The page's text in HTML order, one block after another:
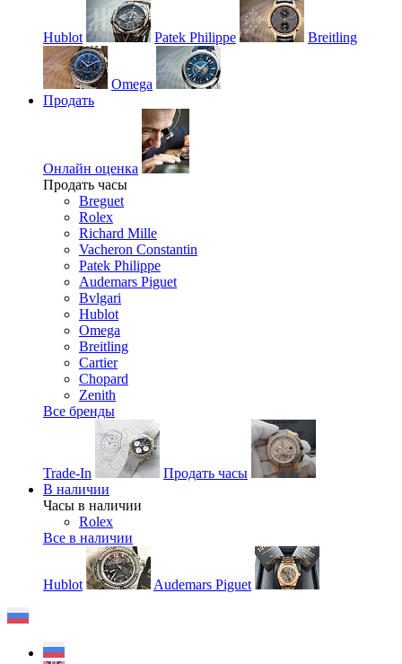
Hublot Patek Philippe Breitling
Omega
Продать
Онлайн оценка
Продать часы
Breguet
Rolex
Richard Mille
Vacheron Constantin
Patek Philippe
Audemars Piguet
Bvlgari
Hublot
Omega
Breitling
Cartier
Chopard
Zenith
Все бренды
Trade-In
Продать часы
В наличии
Часы в наличии
Rolex
Все в наличии
Hublot Audemars Piguet